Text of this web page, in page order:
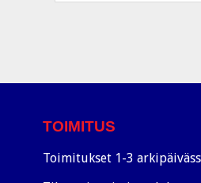
TOIMITUS
Toimitukset 1-3